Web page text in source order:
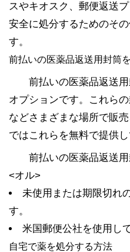
スやキオスク、郵便返送
安全に処分するためのそ
す。
前払いの医薬品返送用封筒
前払いの医薬品返送
オプションです。これら
などさまざまな場所で販
ではこれらを無料で提供し
前払いの医薬品返送
<オル>
未使用または期限切れ
す。
米国郵便公社を使用し
自宅で薬を処分する方法